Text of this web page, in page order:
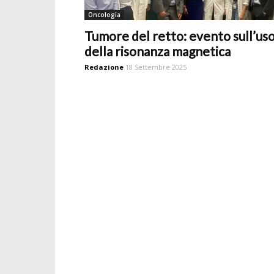
Oncologia
Tumore del retto: evento
della risonanza magnetica
Redazione 18 Settembre 2025